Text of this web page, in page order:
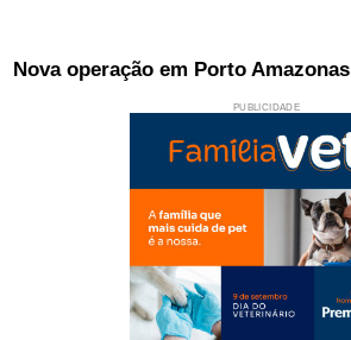
Nova operação em Porto Amazonas
PUBLICIDADE